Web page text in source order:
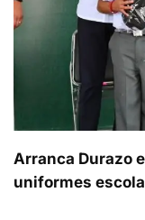
Arranca Durazo
uniformes